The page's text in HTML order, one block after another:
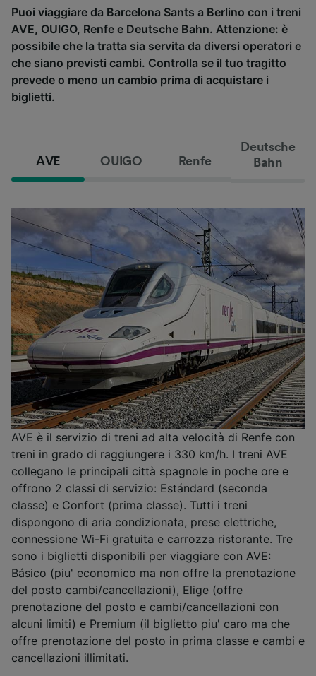
Puoi viaggiare da Barcelona Sants a Berlino con i treni
AVE, OUIGO, Renfe e Deutsche Bahn. Attenzione: è
possibile che la tratta sia servita da diversi operatori e
che siano previsti cambi. Controlla se il tuo tragitto
prevede o meno un cambio prima di acquistare i
biglietti.
AVE OUIGO Renfe
Deutsche
Bahn
AVE è il servizio di treni ad alta velocità di Renfe con
treni in grado di raggiungere i 330 km/h. I treni AVE
collegano le principali città spagnole in poche ore e
offrono 2 classi di servizio: Estándard (seconda
classe) e Confort (prima classe). Tutti i treni
dispongono di aria condizionata, prese elettriche,
connessione Wi-Fi gratuita e carrozza ristorante. Tre
sono i biglietti disponibili per viaggiare con AVE:
Básico (piu' economico ma non offre la prenotazione
del posto cambi/cancellazioni), Elige (offre
prenotazione del posto e cambi/cancellazioni con
alcuni limiti) e Premium (il biglietto piu' caro ma che
offre prenotazione del posto in prima classe e cambi e
cancellazioni illimitati.